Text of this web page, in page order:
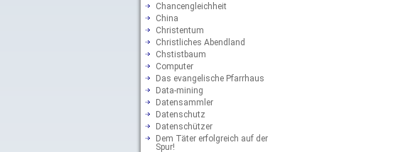
Chancengleichheit
China
Christentum
Christliches Abendland
Chstistbaum
Computer
Das evangelische Pfarrhaus
Data-mining
Datensammler
Datenschutz
Datenschützer
Dem Täter erfolgreich auf der
Spur!